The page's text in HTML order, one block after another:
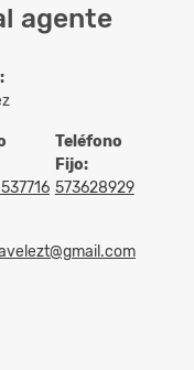
agente
Teléfono
Fijo:
573628929